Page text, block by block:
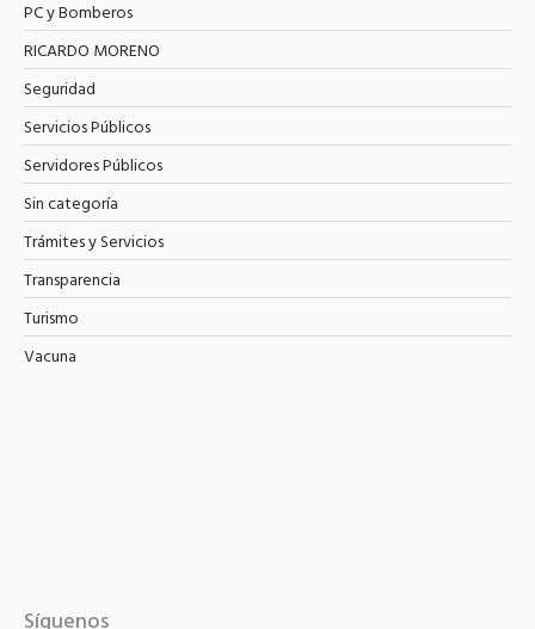
PC y Bomberos
RICARDO MORENO
Seguridad
Servicios Públicos
Servidores Públicos
Sin categoría
Trámites y Servicios
Transparencia
Turismo
Vacuna
Síguenos